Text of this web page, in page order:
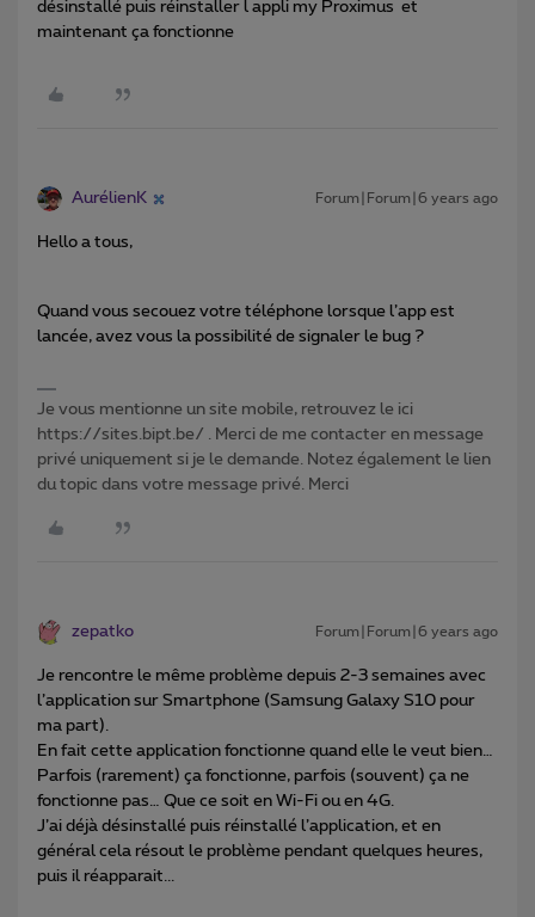
désinstallé puis réinstaller l appli my Proximus et
maintenant ça fonctionne
AurélienK Forum|Forum|6 years ago
Hello a tous,
Quand vous secouez votre téléphone lorsque l’app est
lancée, avez vous la possibilité de signaler le bug ?
Je vous mentionne un site mobile, retrouvez le ici
https://sites.bipt.be/ . Merci de me contacter en message
privé uniquement si je le demande. Notez également le lien
du topic dans votre message privé. Merci
zepatko Forum|Forum|6 years ago
Je rencontre le même problème depuis 2-3 semaines avec
l’application sur Smartphone (Samsung Galaxy S10 pour
ma part).
En fait cette application fonctionne quand elle le veut bien…
Parfois (rarement) ça fonctionne, parfois (souvent) ça ne
fonctionne pas… Que ce soit en Wi-Fi ou en 4G.
J’ai déjà désinstallé puis réinstallé l’application, et en
général cela résout le problème pendant quelques heures,
puis il réapparait...